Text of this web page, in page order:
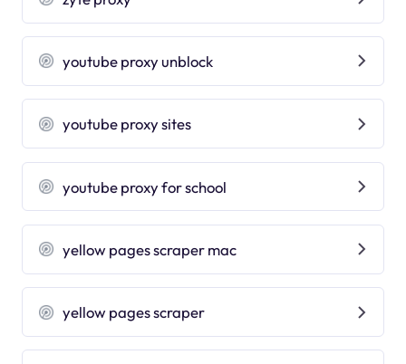
youtube proxy unblock
youtube proxy sites
youtube proxy for school
yellow pages scraper mac
yellow pages scraper